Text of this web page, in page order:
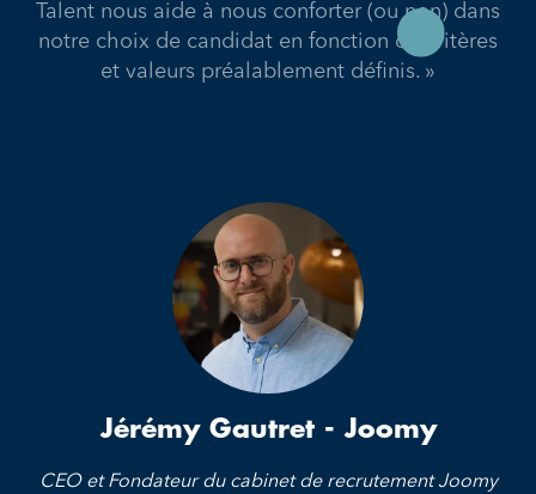
Talent nous aide à nous conforter (ou non) dans
notre choix de candidat en fonction de critères
et valeurs préalablement définis. »
Jérémy Gautret - Joomy
CEO et Fondateur du cabinet de recrutement Joomy